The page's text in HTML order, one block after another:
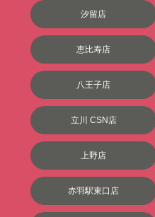
汐留店
恵比寿店
八王子店
立川 CSN店
上野店
赤羽駅東口店